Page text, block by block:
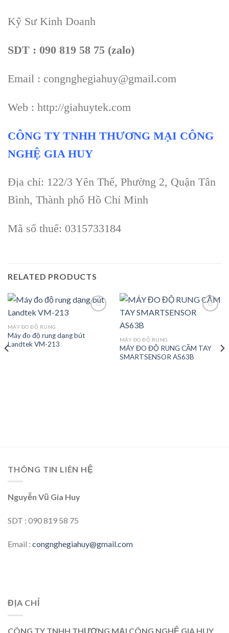
Kỹ Sư Kinh Doanh
SDT : 090 819 58 75 (zalo)
Email : congnghegiahuy@gmail.com
Web : http://giahuytek.com
CÔNG TY TNHH THƯƠNG MẠI CÔNG
NGHỆ GIA HUY
Địa chỉ: 122/3 Yên Thế, Phường 2, Quận Tân
Bình, Thành phố Hồ Chí Minh
Mã số thuế: 0315733184
RELATED PRODUCTS
MÁY ĐO ĐỘ RUNG
Máy đo độ rung dạng bút
Landtek VM-213
MÁY ĐO ĐỘ RUNG
MÁY ĐO ĐỘ RUNG CẦM TAY
SMARTSENSOR AS63B
THÔNG TIN LIÊN HỆ
Nguyễn Vũ Gia Huy
SDT : 090 819 58 75
Email : congnghegiahuy@gmail.com
ĐỊA CHỈ
CÔNG TY TNHH THƯƠNG MẠI CÔNG NGHỆ GIA HUY